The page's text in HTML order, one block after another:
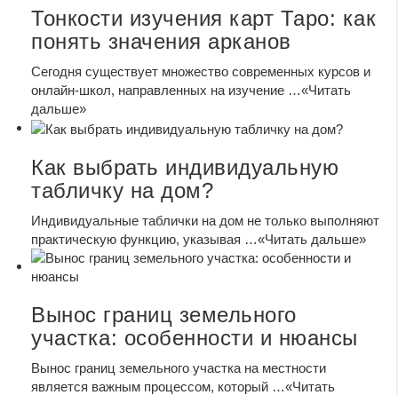
Тонкости изучения карт Таро: как
понять значения арканов
Сегодня существует множество современных курсов и
онлайн-школ, направленных на изучение …«Читать
дальше»
Как выбрать индивидуальную
табличку на дом?
Индивидуальные таблички на дом не только выполняют
практическую функцию, указывая …«Читать дальше»
Вынос границ земельного
участка: особенности и нюансы
Вынос границ земельного участка на местности
является важным процессом, который …«Читать